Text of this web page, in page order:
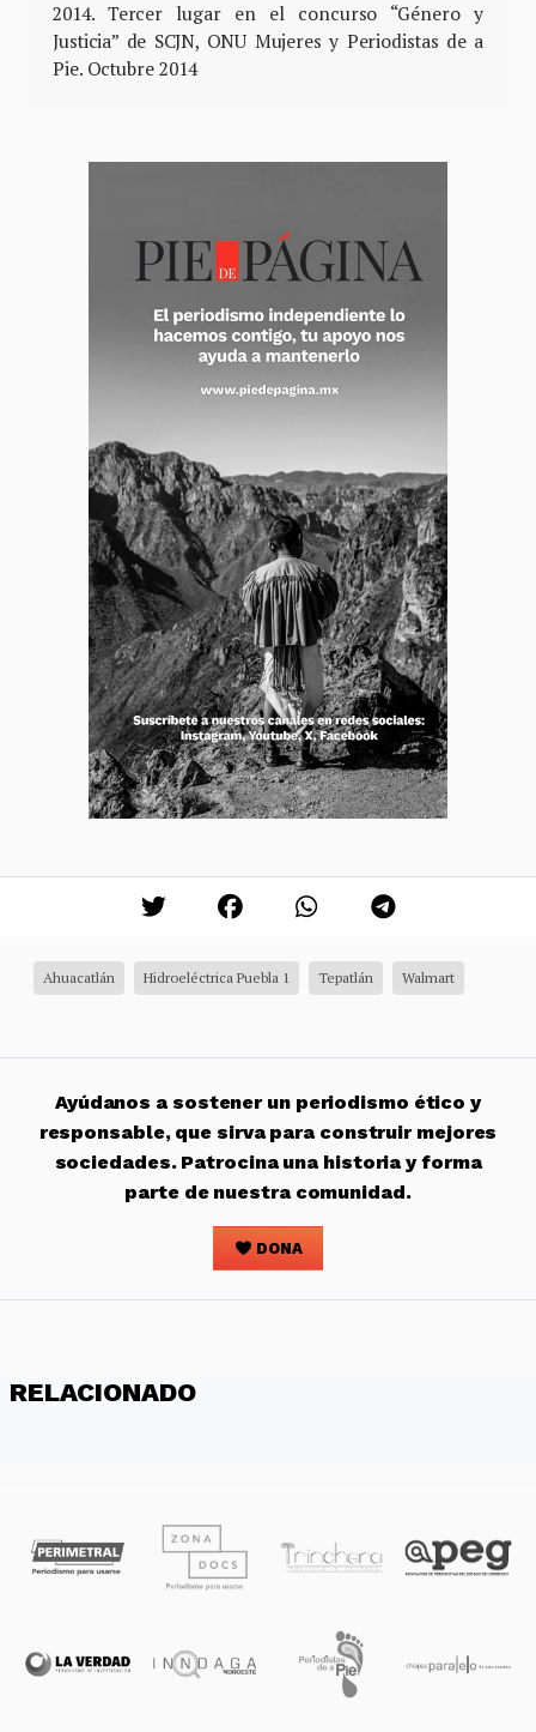
2014. Tercer lugar en el concurso “Género y
Justicia” de SCJN, ONU Mujeres y Periodistas de a
Pie. Octubre 2014
Ahuacatlán Hidroeléctrica Puebla 1 Tepatlán Walmart
Ayúdanos a sostener un periodismo ético y
responsable, que sirva para construir mejores
sociedades. Patrocina una historia y forma
parte de nuestra comunidad.
DONA
RELACIONADO